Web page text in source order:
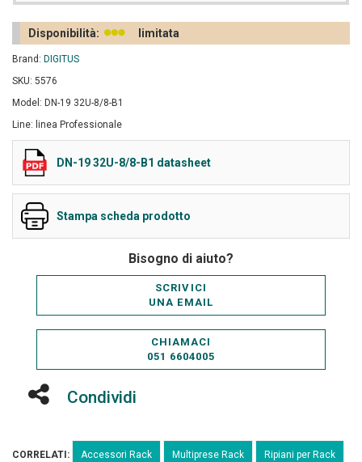
Disponibilità: limitata
Brand: DIGITUS
SKU: 5576
Model: DN-19 32U-8/8-B1
Line: linea Professionale
DN-19 32U-8/8-B1 datasheet
Stampa scheda prodotto
Bisogno di aiuto?
SCRIVICI
UNA EMAIL
CHIAMACI
051 6604005
Condividi
CORRELATI: Accessori Rack Multiprese Rack Ripiani per Rack